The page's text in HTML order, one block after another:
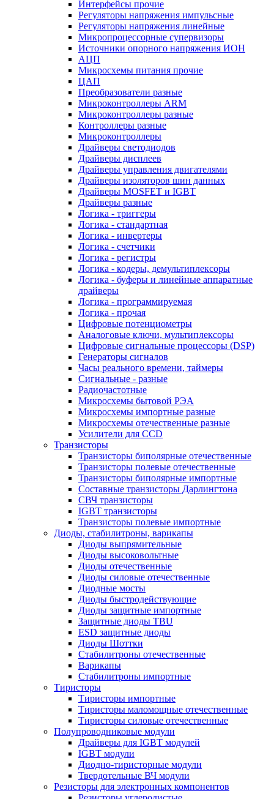
Интерфейсы прочие
Регуляторы напряжения импульсные
Регуляторы напряжения линейные
Микропроцессорные супервизоры
Источники опорного напряжения ИОН
АЦП
Микросхемы питания прочие
ЦАП
Преобразователи разные
Микроконтроллеры ARM
Микроконтроллеры разные
Контроллеры разные
Микроконтроллеры
Драйверы светодиодов
Драйверы дисплеев
Драйверы управления двигателями
Драйверы изоляторов шин данных
Драйверы MOSFET и IGBT
Драйверы разные
Логика - триггеры
Логика - стандартная
Логика - инвертеры
Логика - счетчики
Логика - регистры
Логика - кодеры, демультиплексоры
Логика - буферы и линейные аппаратные
драйверы
Логика - программируемая
Логика - прочая
Цифровые потенциометры
Аналоговые ключи, мультиплексоры
Цифровые сигнальные процессоры (DSP)
Генераторы сигналов
Часы реального времени, таймеры
Сигнальные - разные
Радиочастотные
Микросхемы бытовой РЭА
Микросхемы импортные разные
Микросхемы отечественные разные
Усилители для CCD
Транзисторы
Транзисторы биполярные отечественные
Транзисторы полевые отечественные
Транзисторы биполярные импортные
Составные транзисторы Дарлингтона
СВЧ транзисторы
IGBT транзисторы
Транзисторы полевые импортные
Диоды, стабилитроны, варикапы
Диоды выпрямительные
Диоды высоковольтные
Диоды отечественные
Диоды силовые отечественные
Диодные мосты
Диоды быстродействующие
Диоды защитные импортные
Защитные диоды TBU
ESD защитные диоды
Диоды Шоттки
Стабилитроны отечественные
Варикапы
Стабилитроны импортные
Тиристоры
Тиристоры импортные
Тиристоры маломощные отечественные
Тиристоры силовые отечественные
Полупроводниковые модули
Драйверы для IGBT модулей
IGBT модули
Диодно-тиристорные модули
Твердотельные ВЧ модули
Резисторы для электронных компонентов